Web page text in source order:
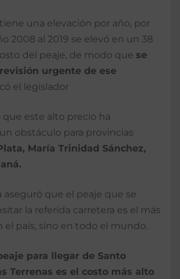
tiene una elevación por año, por
2008 al 2019 se elevó en un 38
del peaje, de modo que se
urgente de ese
el legislador
que este alto precio ha
obstáculo para provincias
María Trinidad Sánchez,
aseguró que el peaje que se
la referida carretera es el más
el país, sino en todo el mundo.
para llegar de Santo
Terrenas es el costo más alto